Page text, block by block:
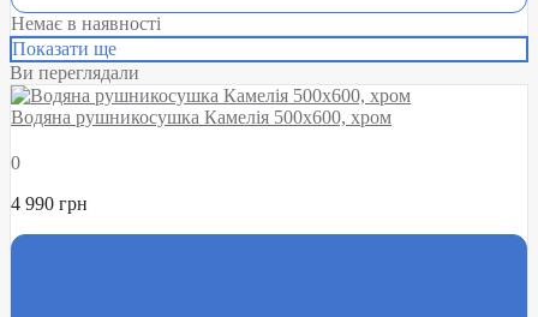
Немає в наявності
Показати ще
Ви переглядали
Водяна рушникосушка Камелія 500х600, хром
0
4 990 грн